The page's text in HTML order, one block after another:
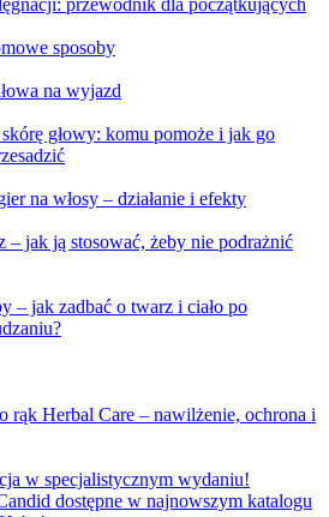
przewodnik dla początkujących
sposoby
na wyjazd
głowy: komu pomoże i jak go
na włosy – działanie i efekty
– jak ją stosować, żeby nie podrażnić
– jak zadbać o twarz i ciało po
rąk Herbal Care – nawilżenie, ochrona i
w specjalistycznym wydaniu!
dostępne w najnowszym katalogu